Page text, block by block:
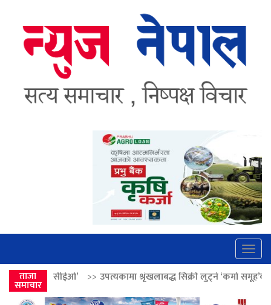
ताजा
समाचार
उपत्यकामा श्रृंखलाबद्ध सिक्री लुट्ने ‘कर्मा समूह’का नाइकेसहित पाँच